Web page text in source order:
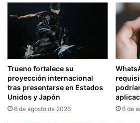
Trueno fortalece su
proyección internacional
tras presentarse en Estados
Unidos y Japón
6 de agosto de 2026 6 de